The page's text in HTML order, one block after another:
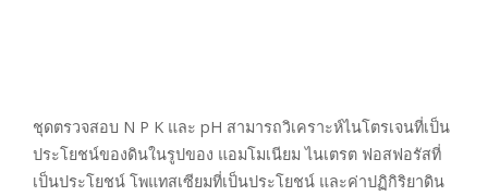
ชุดตรวจสอบ N P K และ pH สามารถวิเคราะห์ไนโตรเจนที่เป็น
ประโยชน์ของดินในรูปของ แอมโมเนียม ไนเตรต ฟอสฟอรัสที่
เป็นประโยชน์ โพแทสเซียมที่เป็นประโยชน์ และค่าปฏิกิริยาดิน